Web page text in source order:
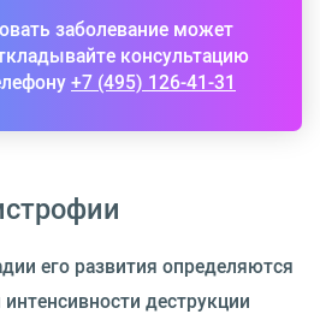
заболевание может
консультацию
+7 (495) 126-41-31
его развития определяются
деструкции